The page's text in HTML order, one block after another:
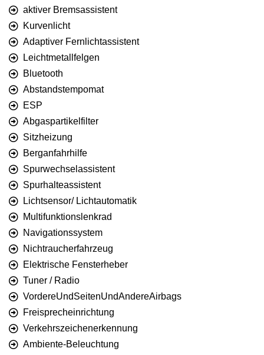
aktiver Bremsassistent
Kurvenlicht
Adaptiver Fernlichtassistent
Leichtmetallfelgen
Bluetooth
Abstandstempomat
ESP
Abgaspartikelfilter
Sitzheizung
Berganfahrhilfe
Spurwechselassistent
Spurhalteassistent
Lichtsensor/ Lichtautomatik
Multifunktionslenkrad
Navigationssystem
Nichtraucherfahrzeug
Elektrische Fensterheber
Tuner / Radio
VordereUndSeitenUndAndereAirbags
Freisprecheinrichtung
Verkehrszeichenerkennung
Ambiente-Beleuchtung